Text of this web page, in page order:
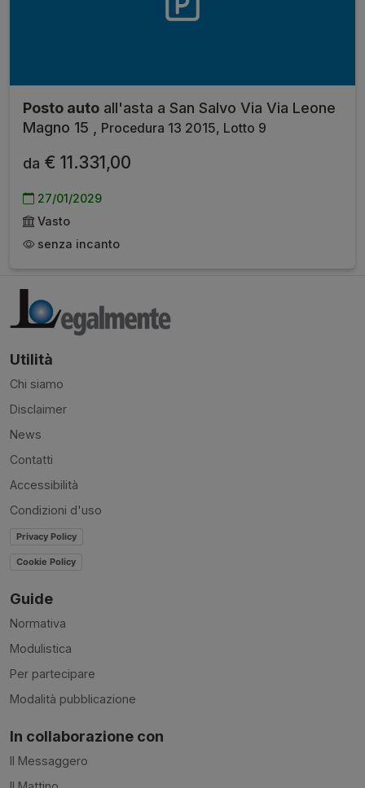
Posto auto all'asta a San Salvo Via Via Leone
Magno 15 ,
Procedura 13 2015, Lotto 9
da € 11.331,00
27/01/2029
Vasto
senza incanto
Utilità
Chi siamo
Disclaimer
News
Contatti
Accessibilità
Condizioni d'uso
Privacy Policy
Cookie Policy
Guide
Normativa
Modulistica
Per partecipare
Modalità pubblicazione
In collaborazione con
Il Messaggero